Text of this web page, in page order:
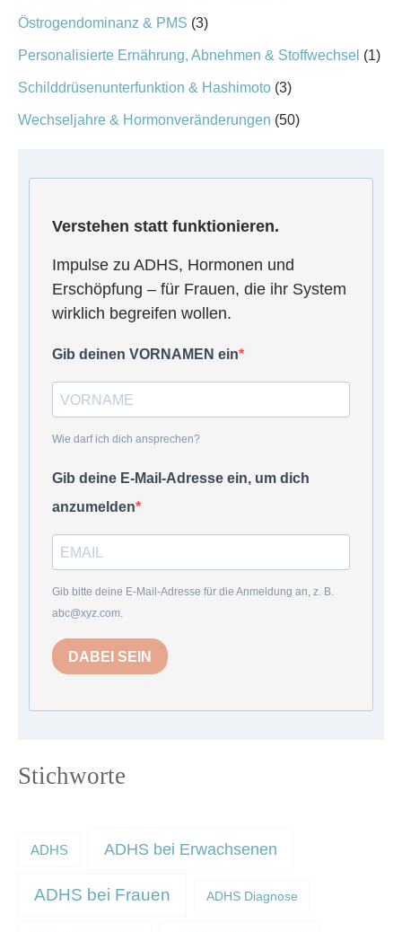
Östrogendominanz & PMS (3)
Personalisierte Ernährung, Abnehmen & Stoffwechsel (1)
Schilddrüsenunterfunktion & Hashimoto (3)
Wechseljahre & Hormonveränderungen (50)
Verstehen statt funktionieren.
Impulse zu ADHS, Hormonen und
Erschöpfung – für Frauen, die ihr System
wirklich begreifen wollen.
Gib deinen VORNAMEN ein
Wie darf ich dich ansprechen?
Gib deine E-Mail-Adresse ein, um dich
anzumelden
Gib bitte deine E-Mail-Adresse für die Anmeldung an, z. B.
abc@xyz.com.
DABEI SEIN
Stichworte
ADHS ADHS bei Erwachsenen
ADHS bei Frauen ADHS Diagnose